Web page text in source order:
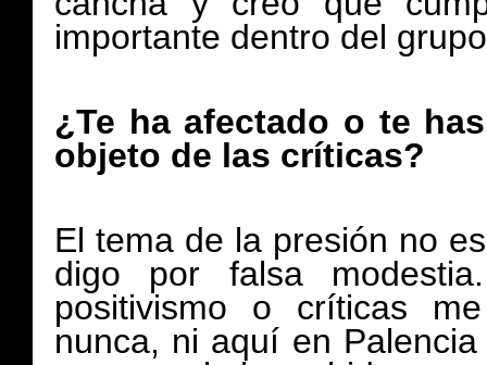
importante dentro del
¿Te ha afectado o te
objeto de las críticas?
El tema de la presión no
digo por falsa
positivismo o críticas
nunca, ni aquí en